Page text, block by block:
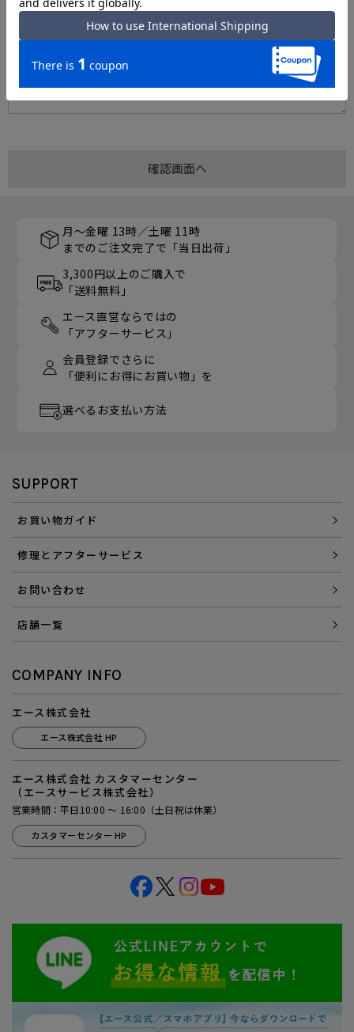
月～金曜 13時／土曜 11時
までのご注文完了で「当日出荷」
3,300円以上のご購入で
「送料無料」
エース直営ならではの
「アフターサービス」
会員登録でさらに
「便利にお得にお買い物」を
選べるお支払い方法
SUPPORT
お買い物ガイド
修理とアフターサービス
お問い合わせ
店舗一覧
COMPANY INFO
エース株式会社
エース株式会社 HP
エース株式会社 カスタマーセンター
（エースサービス株式会社）
営業時間：平日10:00 ～ 16:00（土日祝は休業）
カスタマーセンター HP